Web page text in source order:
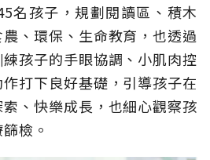
名孩子，規劃閱讀區、積木
、環保、生命教育，也透過
練孩子的手眼協調、小肌肉控
打下良好基礎，引導孩子在
、快樂成長，也細心觀察孩
檢。